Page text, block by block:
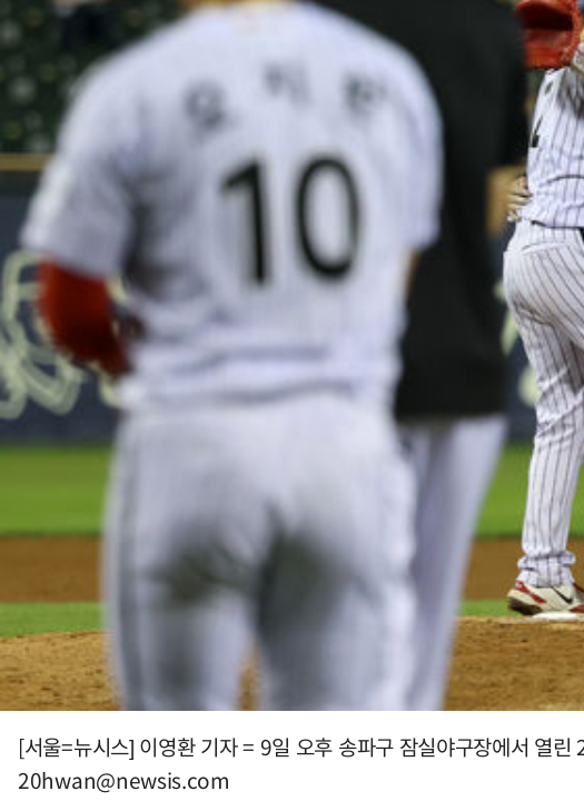
[서울=뉴시스] 이영환 기자 = 9일 오후 송파구 잠실야구장에서 열
20hwan@newsis.com